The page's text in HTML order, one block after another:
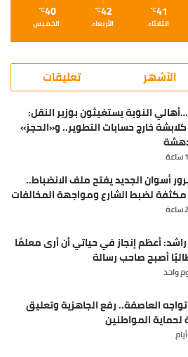
41
℃
الثلاثاء
42
℃
الأربعاء
40
℃
الخميس
الأشهر تعليقات
النوبة يستغيثون بوزير النقل:
خارج حسابات التطوير.. و«الحجز»
أسوان الجديد يفتح ملف الانضباط..
لضبط الشارع ومواجهة المخالفات
أعظم إنجاز في حياتي أن أرى معلمًا
أصبح صاحب رسالة
واحد
العاصفة.. رفع الجاهزية وتعليق
لحماية المواطنين